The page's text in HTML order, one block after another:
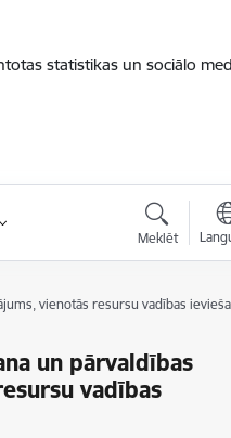
statistikas un sociālo
Meklēt
vienotās resursu vadības
un pārvaldības
vadības